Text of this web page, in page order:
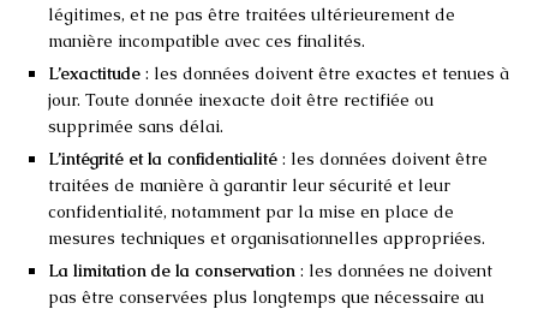
légitimes, et ne pas être traitées ultérieurement de
manière incompatible avec ces finalités.
L’exactitude : les données doivent être exactes et tenues à
jour. Toute donnée inexacte doit être rectifiée ou
supprimée sans délai.
L’intégrité et la confidentialité : les données doivent être
traitées de manière à garantir leur sécurité et leur
confidentialité, notamment par la mise en place de
mesures techniques et organisationnelles appropriées.
La limitation de la conservation : les données ne doivent
pas être conservées plus longtemps que nécessaire au